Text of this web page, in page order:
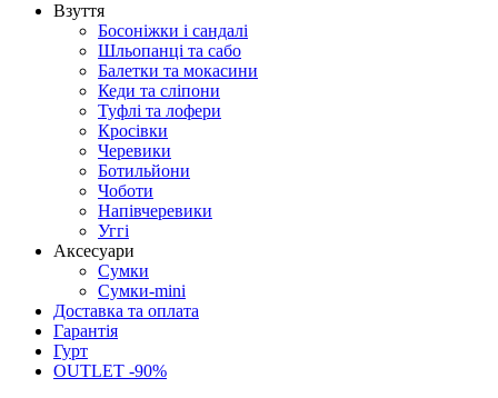
Взуття
Босоніжки і сандалі
Шльопанці та сабо
Балетки та мокасини
Кеди та сліпони
Туфлі та лофери
Кросівки
Черевики
Ботильйони
Чоботи
Напівчеревики
Уггі
Аксесуари
Сумки
Сумки-mini
Доставка та оплата
Гарантія
Гурт
OUTLET -90%